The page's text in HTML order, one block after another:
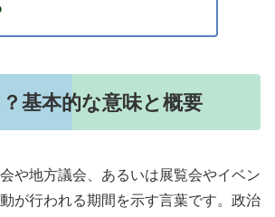
基本的な意味と概要
会や地方議会、あるいは展覧会やイベン
が行われる期間を示す言葉です。政治